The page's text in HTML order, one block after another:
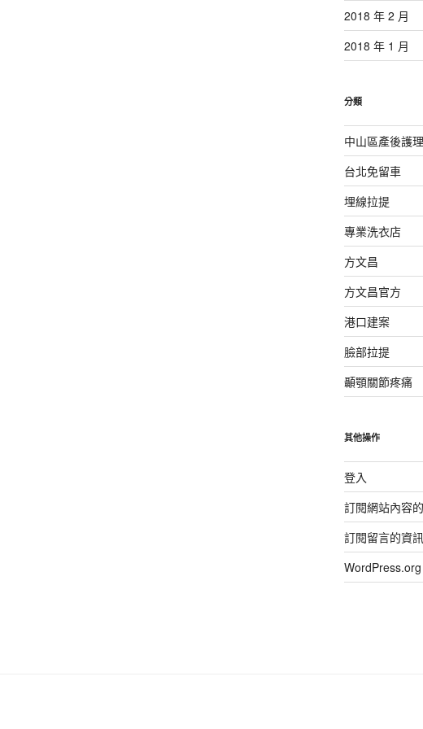
2018 年 2 月
2018 年 1 月
分類
中山區產後護
台北免留車
埋線拉提
專業洗衣店
方文昌
方文昌官方
港口建案
臉部拉提
顳顎關節疼痛
其他操作
登入
訂閱網站內容
訂閱留言的資